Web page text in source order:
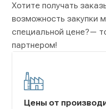
Хотите получать
возможность закупки
специальной цене?—
партнером!
Цены от